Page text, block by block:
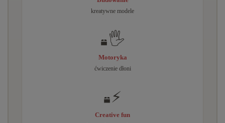
kreatywne modele
🖐️
Motoryka
ćwiczenie dłoni
⚡
Creative fun